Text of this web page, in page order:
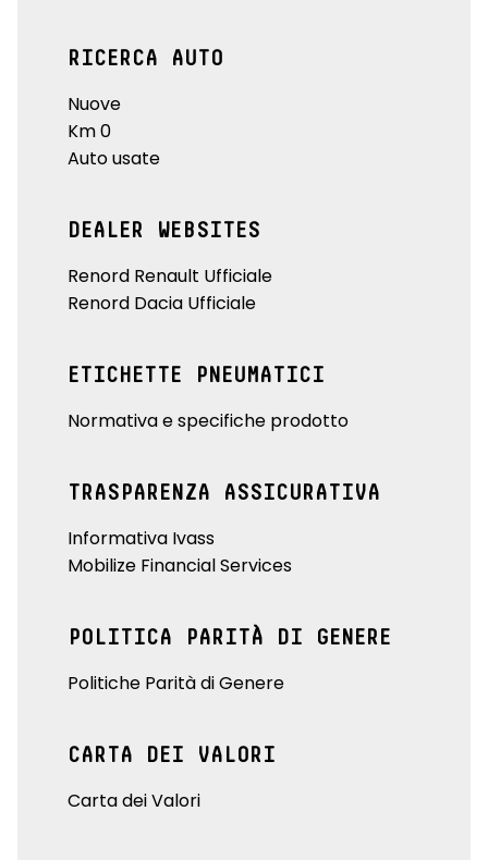
RICERCA AUTO
Nuove
Km 0
Auto usate
DEALER WEBSITES
Renord Renault Ufficiale
Renord Dacia Ufficiale
ETICHETTE PNEUMATICI
Normativa e specifiche prodotto
TRASPARENZA ASSICURATIVA
Informativa Ivass
Mobilize Financial Services
POLITICA PARITÀ DI GENERE
Politiche Parità di Genere
CARTA DEI VALORI
Carta dei Valori